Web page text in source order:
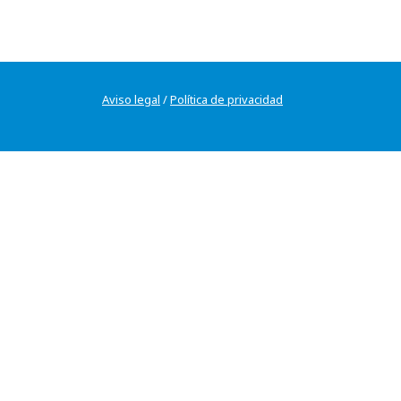
Aviso legal /Política de privacidad